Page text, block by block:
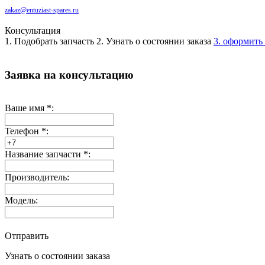
zakaz@entuziast-spares.ru
Консультация
1. Подобрать запчасть 2. Узнать о состоянии заказа 3. оформить
Заявка на консультацию
Ваше имя *:
Телефон *:
Название запчасти *:
Производитель:
Модель:
Отправить
Узнать о состоянии заказа